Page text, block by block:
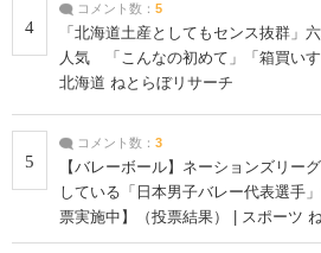
4
コメント数： 5
「北海道土産としてもセンス抜群」
人気 「こんなの初めて」「箱買いす
北海道 ねとらぼリサーチ
5
コメント数： 3
【バレーボール】ネーションズリー
している「日本男子バレー代表選手
票実施中】（投票結果） | スポーツ